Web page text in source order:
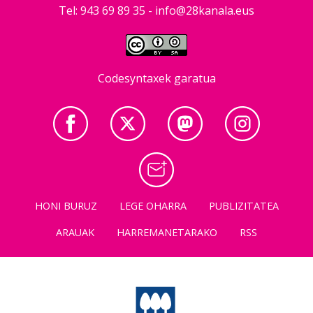
Tel: 943 69 89 35 - info@28kanala.eus
Codesyntaxek garatua
HONI BURUZ LEGE OHARRA
PUBLIZITATEA
ARAUAK
HARREMANETARAKO RSS